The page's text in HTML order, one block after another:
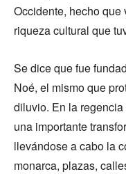
Occidente, hecho
riqueza cultural que
Se dice que fue
Noé, el mismo que
diluvio. En la
una importante
llevándose a cabo la
monarca, plazas,